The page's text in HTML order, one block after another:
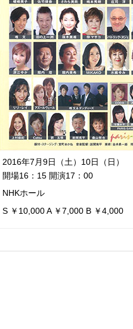
2016年7月9日（土）10日（日）
開場16：15 開演17：00
NHKホール
S ￥10,000 A ￥7,000 B ￥4,000